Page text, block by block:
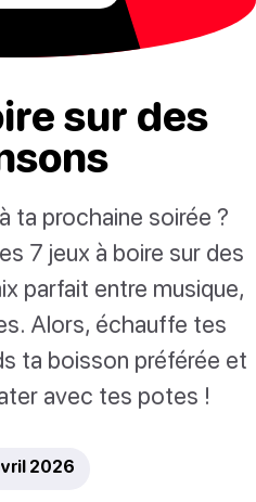
sur des
ta prochaine soirée ?
7 jeux à boire sur des
parfait entre musique,
Alors, échauffe tes
ta boisson préférée et
avec tes potes !
2026